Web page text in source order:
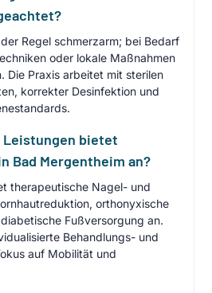
Regel schmerzarm; bei Bedarf
oder lokale Maßnahmen
Die Praxis arbeitet mit sterilen
korrekter Desinfektion und
Leistungen bietet
Bad Mergentheim an?
therapeutische Nagel- und
orthonyxische
Fußversorgung an.
Behandlungs- und
auf Mobilität und